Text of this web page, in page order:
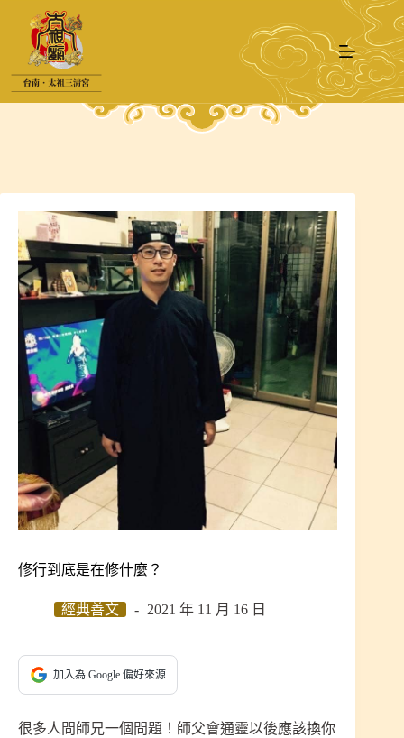
要
修行到底是在修什麼？
經典善文 2021 年 11 月 16 日
加入為 Google 偏好來源
很多人問師兄一個問題！師父會通靈以後應該換你